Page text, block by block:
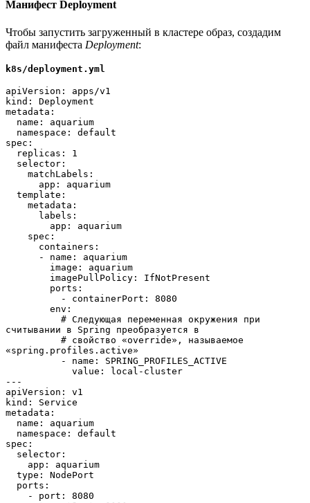
Манифест Deployment
Чтобы запустить загруженный в кластере образ, создадим
файл манифеста Deployment:
k8s/deployment.yml
apiVersion: apps/v1
kind: Deployment
metadata:
  name: aquarium
  namespace: default
spec:
  replicas: 1
  selector:
    matchLabels:
      app: aquarium
  template:
    metadata:
      labels:
        app: aquarium
    spec:
      containers:
      - name: aquarium
        image: aquarium
        imagePullPolicy: IfNotPresent
        ports:
          - containerPort: 8080
        env:
считывании в Spring преобразуется в
«spring.profiles.active»
          - name: SPRING_PROFILES_ACTIVE
            value: local-cluster
---
apiVersion: v1
kind: Service
metadata:
  name: aquarium
  namespace: default
spec:
  selector:
    app: aquarium
  type: NodePort
  ports:
    - port: 8080